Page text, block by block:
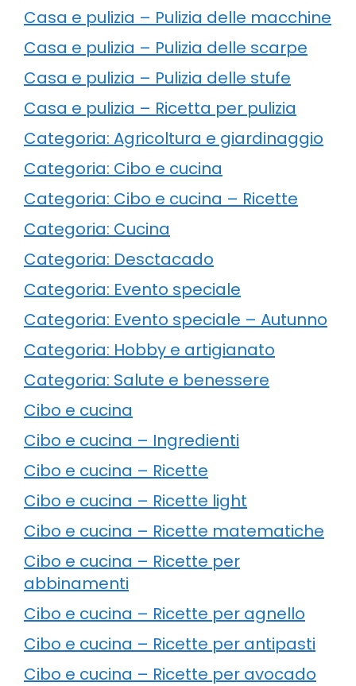
Casa e pulizia – Pulizia delle macchine
Casa e pulizia – Pulizia delle scarpe
Casa e pulizia – Pulizia delle stufe
Casa e pulizia – Ricetta per pulizia
Categoria: Agricoltura e giardinaggio
Categoria: Cibo e cucina
Categoria: Cibo e cucina – Ricette
Categoria: Cucina
Categoria: Desctacado
Categoria: Evento speciale
Categoria: Evento speciale – Autunno
Categoria: Hobby e artigianato
Categoria: Salute e benessere
Cibo e cucina
Cibo e cucina – Ingredienti
Cibo e cucina – Ricette
Cibo e cucina – Ricette light
Cibo e cucina – Ricette matematiche
Cibo e cucina – Ricette per
abbinamenti
Cibo e cucina – Ricette per agnello
Cibo e cucina – Ricette per antipasti
Cibo e cucina – Ricette per avocado